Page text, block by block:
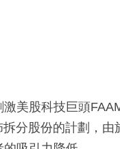
美股科技巨頭
分股份的計劃，